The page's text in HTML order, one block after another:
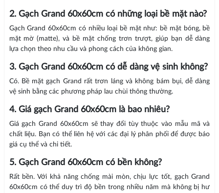
2. Gạch Grand 60x60cm có những loại bề mặt nào?
Gạch Grand 60x60cm có nhiều loại bề mặt như: bề mặt bóng, bề
mặt mờ (matte), và bề mặt chống trơn trượt, giúp bạn dễ dàng
lựa chọn theo nhu cầu và phong cách của không gian.
3. Gạch Grand 60x60cm có dễ dàng vệ sinh không?
Có. Bề mặt gạch Grand rất trơn láng và không bám bụi, dễ dàng
vệ sinh bằng các phương pháp lau chùi thông thường.
4. Giá gạch Grand 60x60cm là bao nhiêu?
Giá gạch Grand 60x60cm sẽ thay đổi tùy thuộc vào mẫu mã và
chất liệu. Bạn có thể liên hệ với các đại lý phân phối để được báo
giá cụ thể và chi tiết.
5. Gạch Grand 60x60cm có bền không?
Rất bền. Với khả năng chống mài mòn, chịu lực tốt, gạch Grand
60x60cm có thể duy trì độ bền trong nhiều năm mà không bị hư